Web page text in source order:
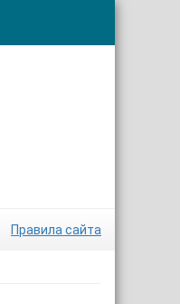
Правила сайта